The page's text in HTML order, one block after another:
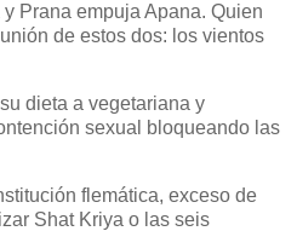
Prana empuja Apana. Quien
de estos dos: los vientos
dieta a vegetariana y
sexual bloqueando las
flemática, exceso de
Shat Kriya o las seis